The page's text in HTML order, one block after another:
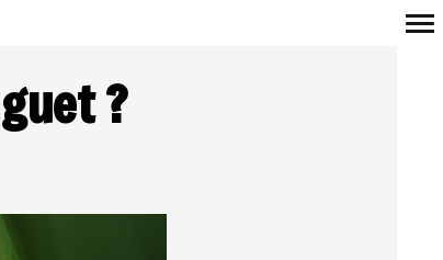
principale
?